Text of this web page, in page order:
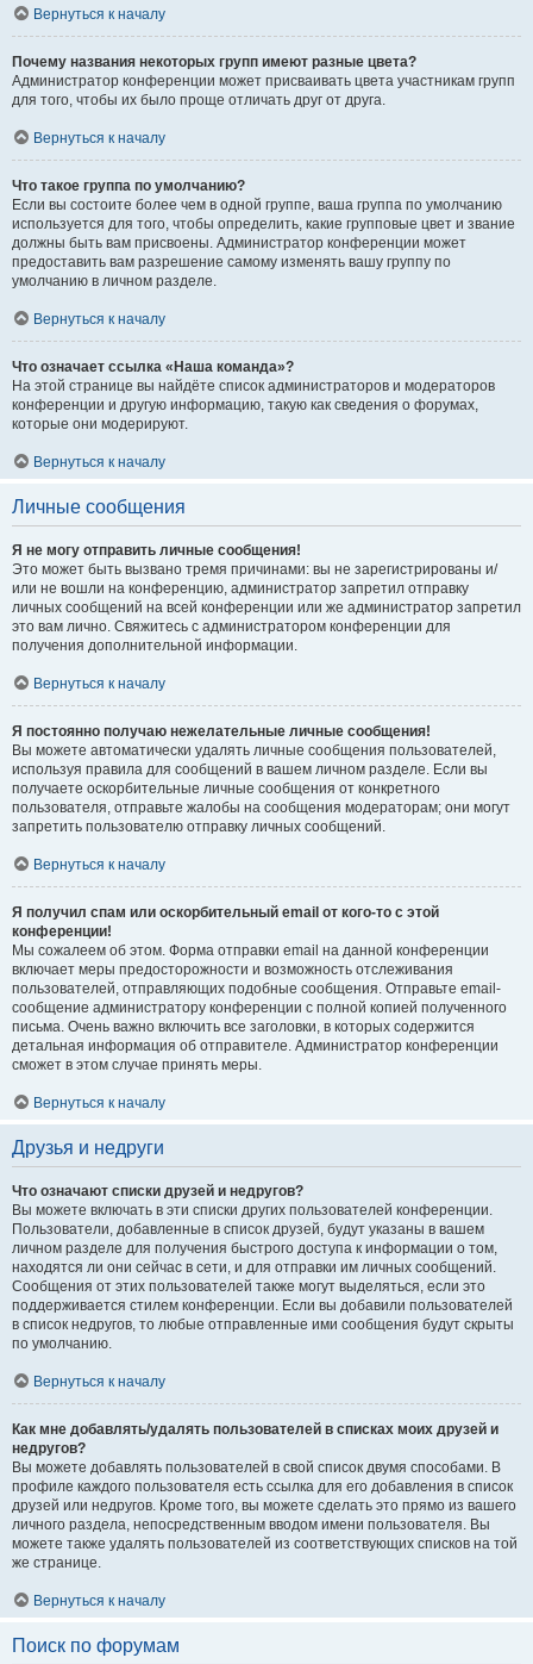
Вернуться к началу
Почему названия некоторых групп имеют разные цвета?
Администратор конференции может присваивать цвета участникам групп
для того, чтобы их было проще отличать друг от друга.
Вернуться к началу
Что такое группа по умолчанию?
Если вы состоите более чем в одной группе, ваша группа по умолчанию
используется для того, чтобы определить, какие групповые цвет и звание
должны быть вам присвоены. Администратор конференции может
предоставить вам разрешение самому изменять вашу группу по
умолчанию в личном разделе.
Вернуться к началу
Что означает ссылка «Наша команда»?
На этой странице вы найдёте список администраторов и модераторов
конференции и другую информацию, такую как сведения о форумах,
которые они модерируют.
Вернуться к началу
Личные сообщения
Я не могу отправить личные сообщения!
Это может быть вызвано тремя причинами: вы не зарегистрированы и/
или не вошли на конференцию, администратор запретил отправку
личных сообщений на всей конференции или же администратор запретил
это вам лично. Свяжитесь с администратором конференции для
получения дополнительной информации.
Вернуться к началу
Я постоянно получаю нежелательные личные сообщения!
Вы можете автоматически удалять личные сообщения пользователей,
используя правила для сообщений в вашем личном разделе. Если вы
получаете оскорбительные личные сообщения от конкретного
пользователя, отправьте жалобы на сообщения модераторам; они могут
запретить пользователю отправку личных сообщений.
Вернуться к началу
Я получил спам или оскорбительный email от кого-то с этой
конференции!
Мы сожалеем об этом. Форма отправки email на данной конференции
включает меры предосторожности и возможность отслеживания
пользователей, отправляющих подобные сообщения. Отправьте email-
сообщение администратору конференции с полной копией полученного
письма. Очень важно включить все заголовки, в которых содержится
детальная информация об отправителе. Администратор конференции
сможет в этом случае принять меры.
Вернуться к началу
Друзья и недруги
Что означают списки друзей и недругов?
Вы можете включать в эти списки других пользователей конференции.
Пользователи, добавленные в список друзей, будут указаны в вашем
личном разделе для получения быстрого доступа к информации о том,
находятся ли они сейчас в сети, и для отправки им личных сообщений.
Сообщения от этих пользователей также могут выделяться, если это
поддерживается стилем конференции. Если вы добавили пользователей
в список недругов, то любые отправленные ими сообщения будут скрыты
по умолчанию.
Вернуться к началу
Как мне добавлять/удалять пользователей в списках моих друзей и
недругов?
Вы можете добавлять пользователей в свой список двумя способами. В
профиле каждого пользователя есть ссылка для его добавления в список
друзей или недругов. Кроме того, вы можете сделать это прямо из вашего
личного раздела, непосредственным вводом имени пользователя. Вы
можете также удалять пользователей из соответствующих списков на той
же странице.
Вернуться к началу
Поиск по форумам